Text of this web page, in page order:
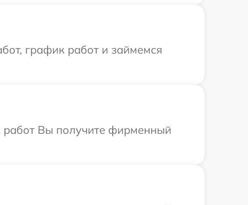
график работ и займемся
работ Вы получите фирменный